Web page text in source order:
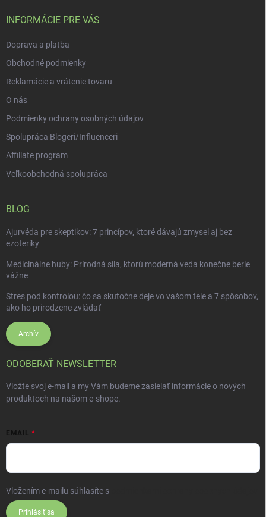
INFORMÁCIE PRE VÁS
Doprava a platba
Obchodné podmienky
Reklamácie a vrátenie tovaru
O nás
Podmienky ochrany osobných údajov
Spolupráca Blogeri/Influenceri
Affiliate program
Veľkoobchodná spolupráca
BLOG
Ajurvéda pre skeptikov: 7 princípov, ktoré dávajú zmysel aj bez
ezoteriky
Medicinálne huby: Prírodná sila, ktorú moderná veda konečne berie
vážne
Stres pod kontrolou: čo sa skutočne deje vo vašom tele a 7 spôsobov,
ako ho prirodzene zvládať
Archív
ODOBERAŤ NEWSLETTER
Vložte svoj e-mail a my Vám budeme zasielať informácie o nových
produktoch na našom e-shope.
EMAIL
Vložením e-mailu súhlasíte s
Prihlásiť sa